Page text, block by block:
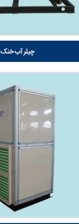
چیلر آب خنک